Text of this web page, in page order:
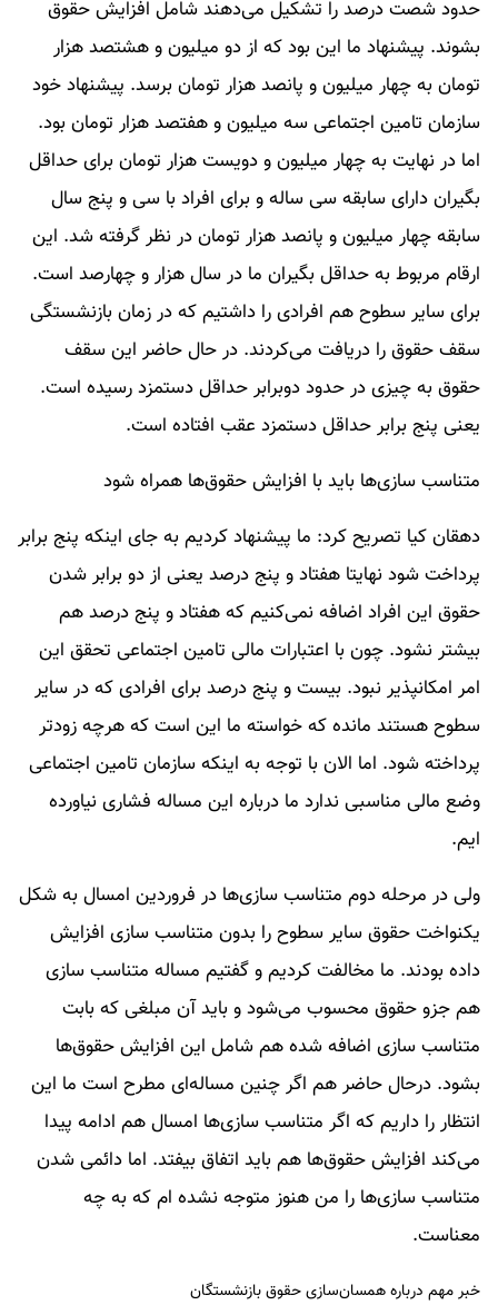
حدود شصت درصد را تشکیل می‌دهند شامل افزایش حقوق
بشوند. پیشنهاد ما این بود که از دو میلیون و هشتصد هزار
تومان به چهار میلیون و پانصد هزار تومان برسد. پیشنهاد خود
سازمان تامین اجتماعی سه میلیون و هفتصد هزار تومان بود.
اما در نهایت به چهار میلیون و دویست هزار تومان برای حداقل
بگیران دارای سابقه سی ساله و برای افراد با سی و پنج سال
سابقه چهار میلیون و پانصد هزار تومان در نظر گرفته شد. این
ارقام مربوط به حداقل بگیران ما در سال هزار و چهارصد است.
برای سایر سطوح هم افرادی را داشتیم که در زمان بازنشستگی
سقف حقوق را دریافت می‌کردند. در حال حاضر این سقف
حقوق به چیزی در حدود دوبرابر حداقل دستمزد رسیده است.
یعنی پنج برابر حداقل دستمزد عقب افتاده است.
متناسب سازی‌ها باید با افزایش حقوق‌ها همراه شود
دهقان کیا تصریح کرد: ما پیشنهاد کردیم به جای اینکه پنج برابر
پرداخت شود نهایتا هفتاد و پنج درصد یعنی از دو برابر شدن
حقوق این افراد اضافه نمی‌کنیم که هفتاد و پنج درصد هم
بیشتر نشود. چون با اعتبارات مالی تامین اجتماعی تحقق این
امر امکانپذیر نبود. بیست و پنج درصد برای افرادی که در سایر
سطوح هستند مانده که خواسته ما این است که هرچه زودتر
پرداخته شود. اما الان با توجه به اینکه سازمان تامین اجتماعی
وضع مالی مناسبی ندارد ما درباره این مساله فشاری نیاورده
ایم.
ولی در مرحله دوم متناسب سازی‌ها در فروردین امسال به شکل
یکنواخت حقوق سایر سطوح را بدون متناسب سازی افزایش
داده بودند. ما مخالفت کردیم و گفتیم مساله متناسب سازی
هم جزو حقوق محسوب می‌شود و باید آن مبلغی که بابت
متناسب سازی اضافه شده هم شامل این افزایش حقوق‌ها
بشود. درحال حاضر هم اگر چنین مساله‌ای مطرح است ما این
انتظار را داریم که اگر متناسب سازی‌ها امسال هم ادامه پیدا
می‌کند افزایش حقوق‌ها هم باید اتفاق بیفتد. اما دائمی شدن
متناسب سازی‌ها را من هنوز متوجه نشده ام که به چه
معناست.
خبر مهم درباره همسان‌سازی حقوق بازنشستگان